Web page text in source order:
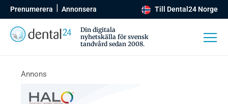
Prenumerera Annonsera Till Dental24 Norge
Din digitala
nyhetskälla för svensk
tandvård sedan 2008.